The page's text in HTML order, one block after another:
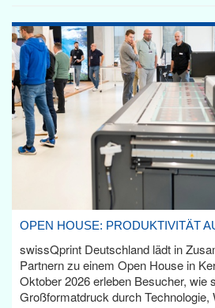
OPEN HOUSE: PRODUKTIVITÄT
swissQprint Deutschland lädt in
Partnern zu einem Open House in
Oktober 2026 erleben Besucher, wie
Großformatdruck durch Technologie,